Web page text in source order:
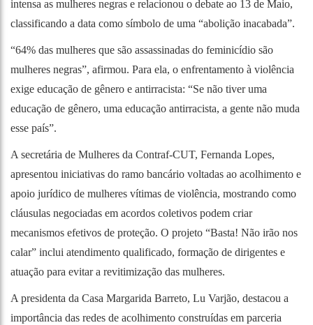
intensa as mulheres negras e relacionou o debate ao 13 de Maio,
classificando a data como símbolo de uma “abolição inacabada”.
“64% das mulheres que são assassinadas do feminicídio são
mulheres negras”, afirmou. Para ela, o enfrentamento à violência
exige educação de gênero e antirracista: “Se não tiver uma
educação de gênero, uma educação antirracista, a gente não muda
esse país”.
A secretária de Mulheres da Contraf-CUT, Fernanda Lopes,
apresentou iniciativas do ramo bancário voltadas ao acolhimento e
apoio jurídico de mulheres vítimas de violência, mostrando como
cláusulas negociadas em acordos coletivos podem criar
mecanismos efetivos de proteção. O projeto “Basta! Não irão nos
calar” inclui atendimento qualificado, formação de dirigentes e
atuação para evitar a revitimização das mulheres.
A presidenta da Casa Margarida Barreto, Lu Varjão, destacou a
importância das redes de acolhimento construídas em parceria